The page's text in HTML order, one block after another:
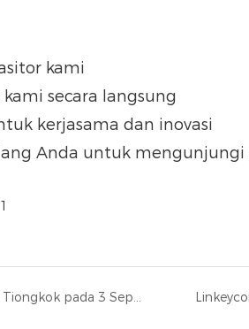
kami
secara langsung
kerjasama dan inovasi
Anda untuk mengunjungi
Sorotan Parade Militer Tiongkok pada 3 September